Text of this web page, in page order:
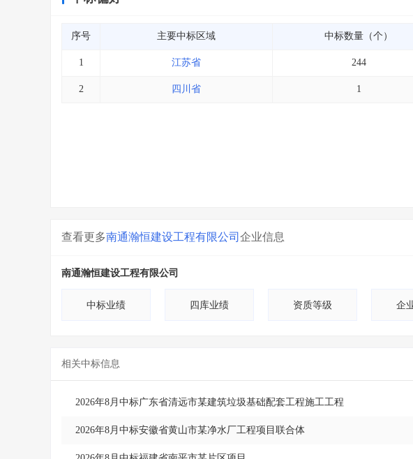
序号 主要中标区域 中标数量（个）
1 江苏省 244
2 四川省 1
查看更多南通瀚恒建设工程有限公司 企业信息
南通瀚恒建设工程有限公司
中标业绩 四库业绩 资质等级 企
相关中标信息
2026年8月中标广东省清远市某建筑垃圾基础配套工程施工工程
2026年8月中标安徽省黄山市某净水厂工程项目联合体